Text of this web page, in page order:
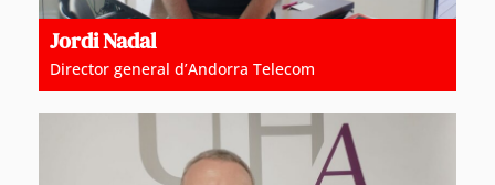
Jordi Nadal
Director general d’Andorra Telecom